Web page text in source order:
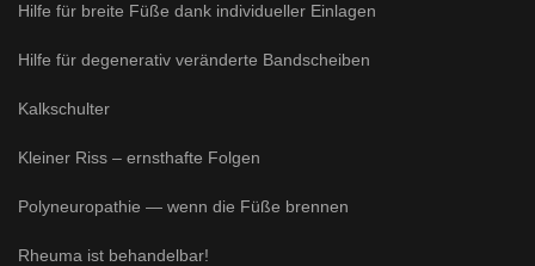
Hilfe für breite Füße dank individueller Einlagen
Hilfe für degenerativ veränderte Bandscheiben
Kalkschulter
Kleiner Riss – ernsthafte Folgen
Polyneuropathie — wenn die Füße brennen
Rheuma ist behandelbar!